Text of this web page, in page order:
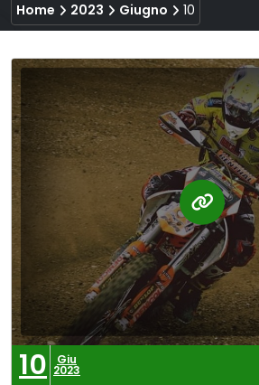
Home 2023 Giugno 10
10 Giu
2023